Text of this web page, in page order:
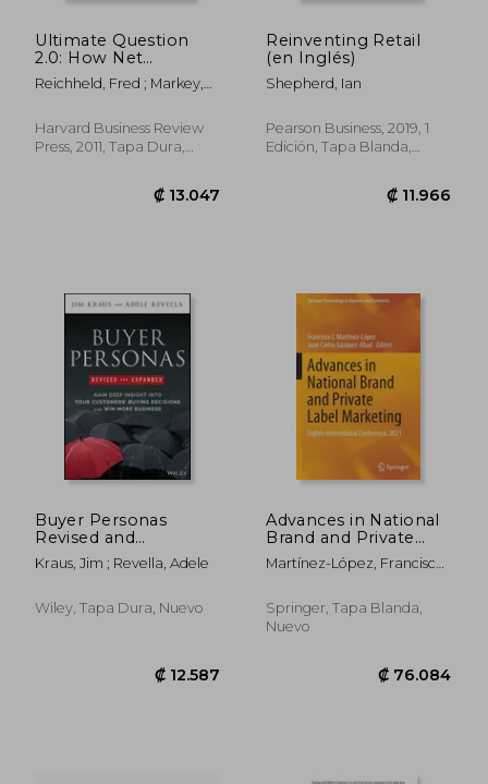
₡ 13.398
Ultimate Question
2.0: How Net
Promoter Companies
Thrive in a Customer-
(Revised, Expanded)
(en Inglés)
Reichheld, Fred ; Markey,
Harvard Business Review
Press, 2011, Tapa Dura,
Reinventing Retail
(en Inglés)
Shepherd, Ian
Pearson Business, 2019, 1
Edición, Tapa Blanda,
Buyer Personas
Revised and
Expanded: Gain Deep
Insight Into Your
Decisions and Win
Kraus, Jim ; Revella, Adele
Wiley, Tapa Dura, Nuevo
Advances in National
Brand and Private
Label Marketing:
Eighth International
Inglés)
Martínez-López, Francisco
Carlos
Springer, Tapa Blanda,
Nuevo